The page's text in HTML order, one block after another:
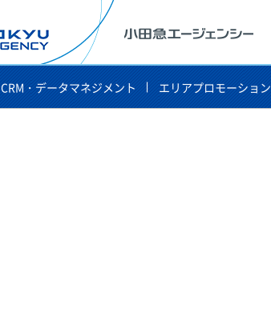
CRM・データマネジメント エリアプロモーション